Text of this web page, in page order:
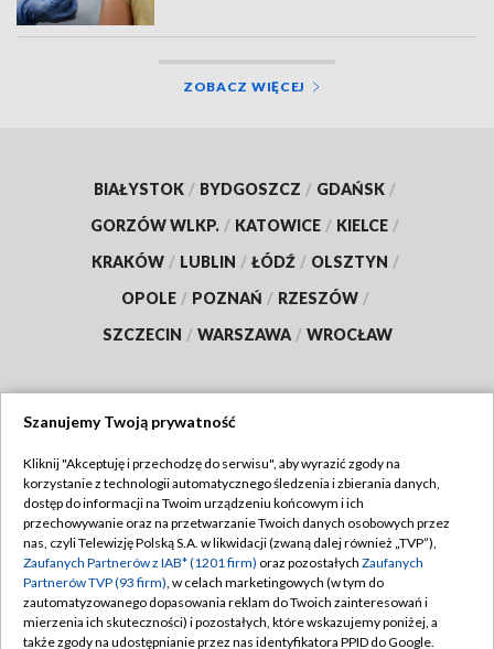
ZOBACZ WIĘCEJ
BIAŁYSTOK / BYDGOSZCZ / GDAŃSK /
GORZÓW WLKP. / KATOWICE / KIELCE /
KRAKÓW / LUBLIN / ŁÓDŹ / OLSZTYN /
OPOLE / POZNAŃ / RZESZÓW /
SZCZECIN / WARSZAWA / WROCŁAW
TVP
Abonament TVP
Emisja w TVP
Centrum informacji TVP
Naziemna Telewizja Cyfrowa
Regulamin TVP
Polityka prywatności
Moje zgody
Pomoc
Szanujemy Twoją prywatność
Kliknij "Akceptuję i przechodzę do serwisu", aby wyrazić zgody na
korzystanie z technologii automatycznego śledzenia i zbierania danych,
dostęp do informacji na Twoim urządzeniu końcowym i ich
przechowywanie oraz na przetwarzanie Twoich danych osobowych przez
nas, czyli Telewizję Polską S.A. w likwidacji (zwaną dalej również „TVP”),
Zaufanych Partnerów z IAB* (1201 firm) oraz pozostałych Zaufanych
Partnerów TVP (93 firm), w celach marketingowych (w tym do
zautomatyzowanego dopasowania reklam do Twoich zainteresowań i
mierzenia ich skuteczności) i pozostałych, które wskazujemy poniżej, a
także zgody na udostępnianie przez nas identyfikatora PPID do Google.